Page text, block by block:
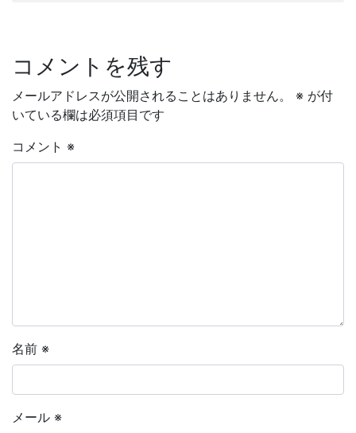
コメントを残す
メールアドレスが公開されることはありません。 ※ が付
いている欄は必須項目です
コメント ※
名前 ※
メール ※